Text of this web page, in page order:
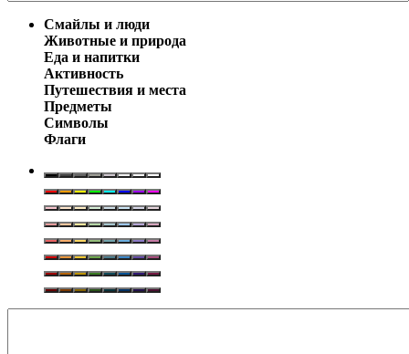
Смайлы и люди
Животные и природа
Еда и напитки
Активность
Путешествия и места
Предметы
Символы
Флаги